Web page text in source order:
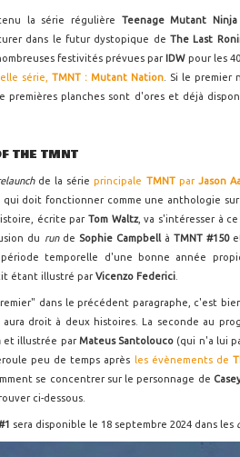
la série régulière Teenage Mutant
dans le futur dystopique de The Last
festivités prévues par IDW pour les
série, TMNT : Mutant Nation . Si le
premières planches sont d'ores et déjà
THE TMNT
de la sérieprincipale TMNT par Jason
, qui doit fonctionner comme une anthologie
écrite par Tom Waltz, va s'intéresser à
du run de Sophie Campbell àTMNT #150
temporelle d'une bonne année
étant illustré parVicenzo Federici
dans le précédent paragraphe, c'est
aura droit à deux histoires. La seconde au
et illustrée parMateus Santolouco (qui n'a lui
peu de temps après les évènements de
se concentrer sur le personnage de
ci-dessous.
sera disponible le 18 septembre 2024 dans les